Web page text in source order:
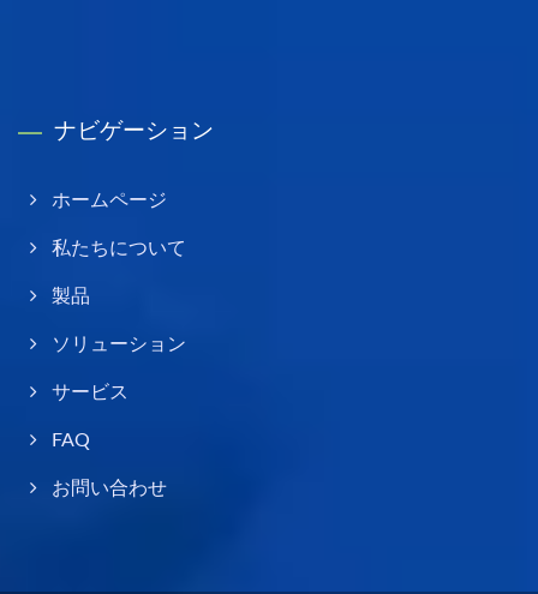
ナビゲーション
ホームページ
私たちについて
製品
ソリューション
サービス
FAQ
お問い合わせ